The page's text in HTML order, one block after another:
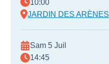
10:00
JARDIN DES ARÈNES
Sam 5 Juil
14:45